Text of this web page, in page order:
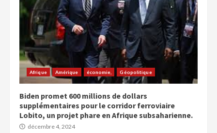
Afrique Amérique économie, Géopolitique
Biden promet 600 millions de dollars
supplémentaires pour le corridor ferroviaire
Lobito, un projet phare en Afrique subsaharienne.
décembre 4, 2024